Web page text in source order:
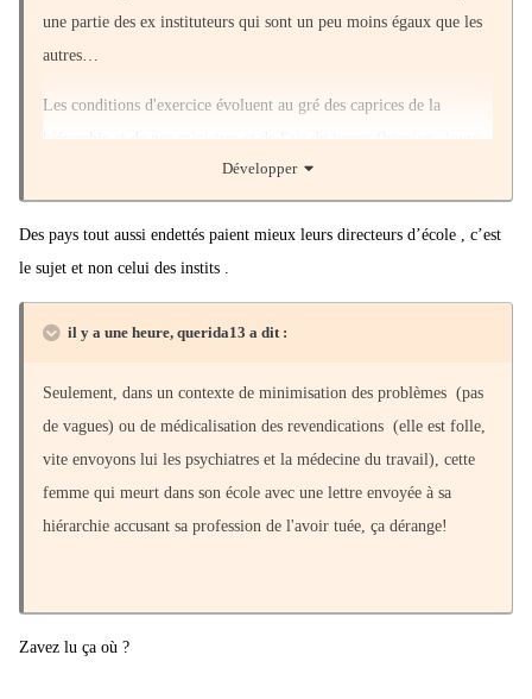
une partie des ex instituteurs qui sont un peu moins égaux que les
autres…
Les conditions d'exercice évoluent au gré des caprices de la
hiérarchie et de nos ministres et de l'air du temps (horaires, jours
travaillés, notation, évaluations, exigences administratives,
formulaires…) dans un contexte où les professeurs doivent être des
sortes d' hommes orchestres surmenés entre les huit matières à
enseigner sur les huit classes maternelles et primaires. Mobilis in
mobile sur un contexte de sables mouvants, agréable métier, n'est
ce pas?
De toutes façons cette profession s'est fait avoir dans les grandes
longueurs pendant la fin du XX et au début du XXI eme (salaires,
logement de fonction, durée de la formation et des études) alors il
ne faut pas venir verser des larmes de crocodile ici quand
quelqu'un meurt d'épuisement! C'est même peut-être voulu étant
Développer
Des pays tout aussi endettés paient mieux leurs directeurs d’école , c’est
le sujet et non celui des instits .
il y a une heure, querida13 a dit :
Seulement, dans un contexte de minimisation des problèmes (pas
de vagues) ou de médicalisation des revendications (elle est folle,
vite envoyons lui les psychiatres et la médecine du travail), cette
femme qui meurt dans son école avec une lettre envoyée à sa
hiérarchie accusant sa profession de l'avoir tuée, ça dérange!
Zavez lu ça où ?